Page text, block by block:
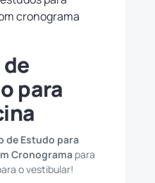
para
de Estudo para
Cronograma
o vestibular!